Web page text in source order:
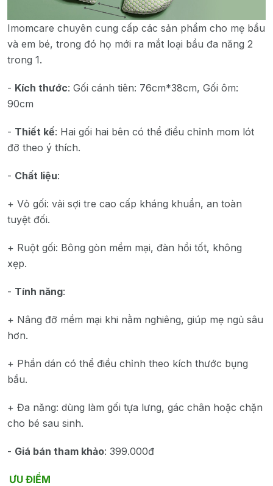
Imomcare chuyên cung cấp các sản phẩm cho mẹ bầu
và em bé, trong đó họ mới ra mắt loại bầu đa năng 2
trong 1.
- Kích thước: Gối cánh tiên: 76cm*38cm, Gối ôm:
90cm
- Thiết kế: Hai gối hai bên có thể điều chỉnh mom lót
đỡ theo ý thích.
- Chất liệu:
+ Vỏ gối: vải sợi tre cao cấp kháng khuẩn, an toàn
tuyệt đối.
+ Ruột gối: Bông gòn mềm mại, đàn hồi tốt, không
xẹp.
- Tính năng:
+ Nâng đỡ mềm mại khi nằm nghiêng, giúp mẹ ngủ sâu
hơn.
+ Phần dán có thể điều chỉnh theo kích thước bụng
bầu.
+ Đa năng: dùng làm gối tựa lưng, gác chân hoặc chặn
cho bé sau sinh.
- Giá bán tham khảo: 399.000đ
ƯU ĐIỂM